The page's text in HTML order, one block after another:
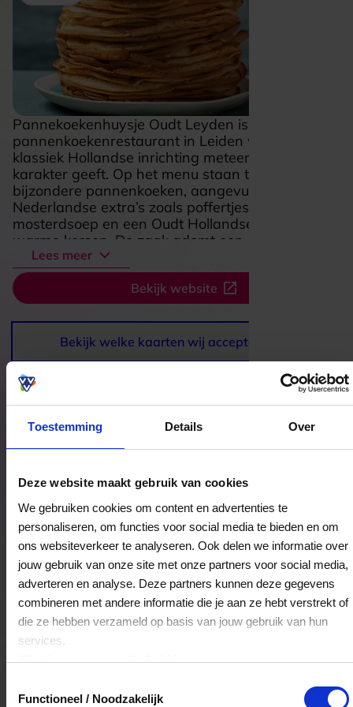
Toestemming Details Over
Deze website maakt gebruik van cookies
We gebruiken cookies om content en advertenties te
personaliseren, om functies voor social media te bieden en om
ons websiteverkeer te analyseren. Ook delen we informatie over
jouw gebruik van onze site met onze partners voor social media,
adverteren en analyse. Deze partners kunnen deze gegevens
combineren met andere informatie die je aan ze hebt verstrekt of
die ze hebben verzameld op basis van jouw gebruik van hun
services.
Klikhiervoor ons cookiebeleid.
Functioneel / Noodzakelijk
Pannekoekenhuysje Oudt Leyden is een sfeervol
pannenkoekenrestaurant in Leiden waar de
klassiek Hollandse inrichting meteen warmte en
karakter geeft. Op het menu staan traditionele en
bijzondere pannenkoeken, aangevuld met typisch
Nederlandse extra’s zoals poffertjes, Leidsche
mosterdsoep en een Oudt Hollandse wafel met
warme kersen. De zaak ademt een gezellige,
nostalgische sfeer, waardoor het een fijne plek is
voor een ontspannen lunch, een uitgebreid etentje
of een gezellig moment met kinderen. Wie zin heeft
in een echte Hollandse eetervaring met veel keuze
en een huiselijke uitstraling, zit hier helemaal goed.
Lees meer
Bekijk website
Bekijk welke kaarten wij accepteren
Bestedingslocaties
Pannekoekenhuysje Oudt Leyden
Steenstraat 49
2312BV
Leiden
Veelgestelde Vragen
Hoelang blijft mijn saldo geldig?